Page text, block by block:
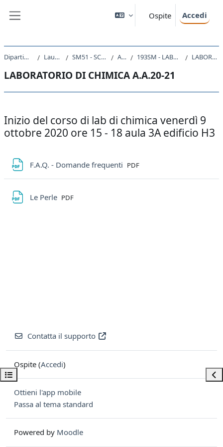
Ospite Accedi
Apri indice del corso
Dipartimento di Scienze della Vita Laurea triennale (DM270) SM51 - SCIENZE E TECNOLOGIE BIOLOGICHE A.A. 2020 - 2021 193SM - LABORATORIO DI CHIMICA E BIOCHIMICA 2020 LABORATORIO DI CHIMICA A.A.20-21
LABORATORIO DI CHIMICA A.A.20-21
Schema della sezione
Inizio del corso di lab di chimica venerdì 9
ottobre 2020 ore 15 - 18 aula 3A edificio H3
F.A.Q. - Domande frequenti File
PDF
Le Perle File
PDF
Contatta il supporto
Ospite (Accedi)
Ottieni l'app mobile
Passa al tema standard
Powered by Moodle